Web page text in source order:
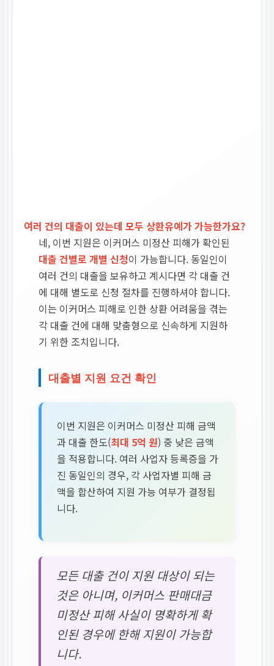
여러 건의 대출이 있는데 모두 상환유예가 가능한가요?
네, 이번 지원은 이커머스 미정산 피해가 확인된
대출 건별로 개별 신청이 가능합니다. 동일인이
여러 건의 대출을 보유하고 계시다면 각 대출 건
에 대해 별도로 신청 절차를 진행하셔야 합니다.
이는 이커머스 피해로 인한 상환 어려움을 겪는
각 대출 건에 대해 맞춤형으로 신속하게 지원하
기 위한 조치입니다.
대출별 지원 요건 확인
이번 지원은 이커머스 미정산 피해 금액
과 대출 한도(최대 5억 원) 중 낮은 금액
을 적용합니다. 여러 사업자 등록증을 가
진 동일인의 경우, 각 사업자별 피해 금
액을 합산하여 지원 가능 여부가 결정됩
니다.
모든 대출 건이 지원 대상이 되는
것은 아니며, 이커머스 판매대금
미정산 피해 사실이 명확하게 확
인된 경우에 한해 지원이 가능합
니다.